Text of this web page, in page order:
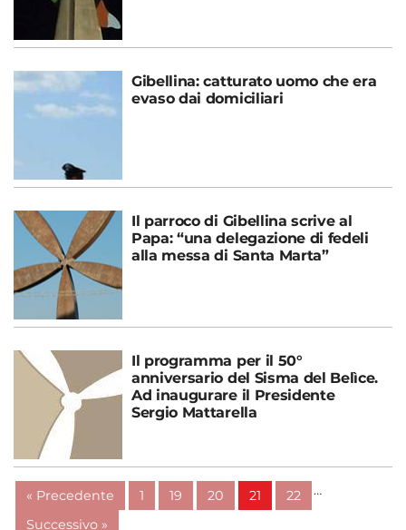
Gibellina: catturato uomo che era
evaso dai domiciliari
Il parroco di Gibellina scrive al
Papa: “una delegazione di fedeli
alla messa di Santa Marta”
Il programma per il 50°
anniversario del Sisma del Belìce.
Ad inaugurare il Presidente
Sergio Mattarella
« Precedente 1 …
19 20 21
22
Successivo »